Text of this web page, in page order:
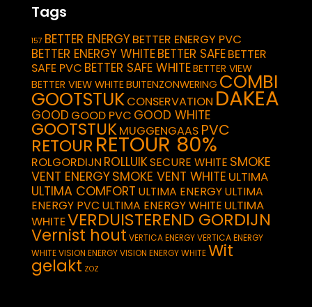
Tags
157 BETTER ENERGYBETTER ENERGY PVC
BETTER ENERGY WHITEBETTER SAFEBETTER
SAFE PVC BETTER SAFE WHITEBETTER VIEW
BETTER VIEW WHITEBUITENZONWERING COMBI
GOOTSTUKCONSERVATION DAKEA
GOOD GOOD PVC GOOD WHITE
GOOTSTUKMUGGENGAAS PVC
RETOUR RETOUR 80%
ROLGORDIJN ROLLUIKSECURE WHITE SMOKE
VENT ENERGYSMOKE VENT WHITE ULTIMA
ULTIMA COMFORT ULTIMA ENERGYULTIMA
ENERGY PVC ULTIMA ENERGY WHITE ULTIMA
WHITEVERDUISTEREND GORDIJN
Vernist hout VERTICA ENERGYVERTICA ENERGY
WHITEVISION ENERGYVISION ENERGY WHITEWit
gelakt ZOZ